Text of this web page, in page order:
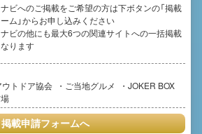
ビへのご掲載をご希望の方は下ボタンの「掲載
ム」からお申し込みください
ビの他にも最大6つの関連サイトへの一括掲載
ります
ウトドア協会 ご当地グルメ
JOKER BOX
掲載申請フォームへ